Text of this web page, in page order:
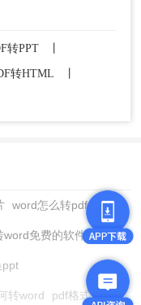
转PPT
转HTML
word怎么转pdf
word免费的软件
ppt
转word pdf格式转换